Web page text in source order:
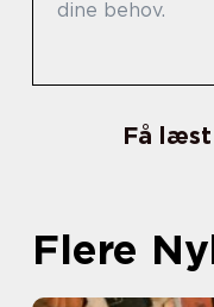
dine behov.
Få
Flere